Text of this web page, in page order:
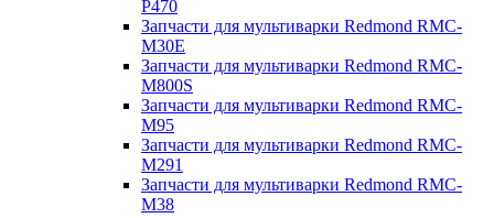
P470
Запчасти для мультиварки Redmond RMC-
M30E
Запчасти для мультиварки Redmond RMC-
M800S
Запчасти для мультиварки Redmond RMC-
M95
Запчасти для мультиварки Redmond RMC-
M291
Запчасти для мультиварки Redmond RMC-
M38